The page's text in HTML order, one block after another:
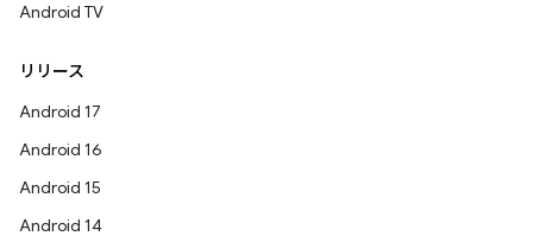
Android TV
リリース
Android 17
Android 16
Android 15
Android 14